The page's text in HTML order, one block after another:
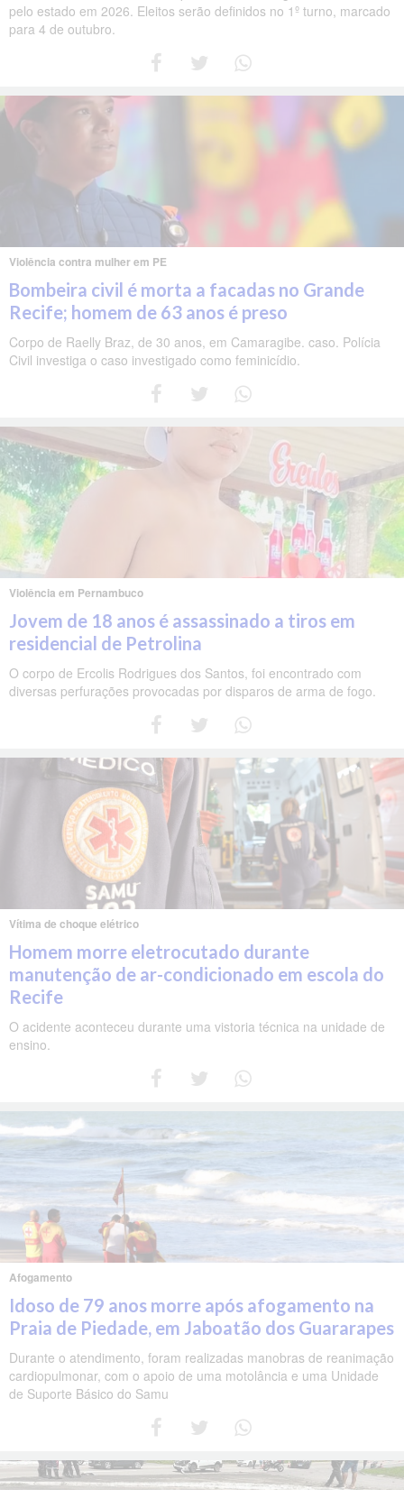
pelo estado em 2026. Eleitos serão definidos no 1º turno, marcado
para 4 de outubro.
Violência contra mulher em PE
Bombeira civil é morta a facadas no Grande
Recife; homem de 63 anos é preso
Corpo de Raelly Braz, de 30 anos, em Camaragibe. caso. Polícia
Civil investiga o caso investigado como feminicídio.
Violência em Pernambuco
Jovem de 18 anos é assassinado a tiros em
residencial de Petrolina
O corpo de Ercolis Rodrigues dos Santos, foi encontrado com
diversas perfurações provocadas por disparos de arma de fogo.
Vítima de choque elétrico
Homem morre eletrocutado durante
manutenção de ar-condicionado em escola do
Recife
O acidente aconteceu durante uma vistoria técnica na unidade de
ensino.
Afogamento
Idoso de 79 anos morre após afogamento na
Praia de Piedade, em Jaboatão dos Guararapes
Durante o atendimento, foram realizadas manobras de reanimação
cardiopulmonar, com o apoio de uma motolância e uma Unidade
de Suporte Básico do Samu